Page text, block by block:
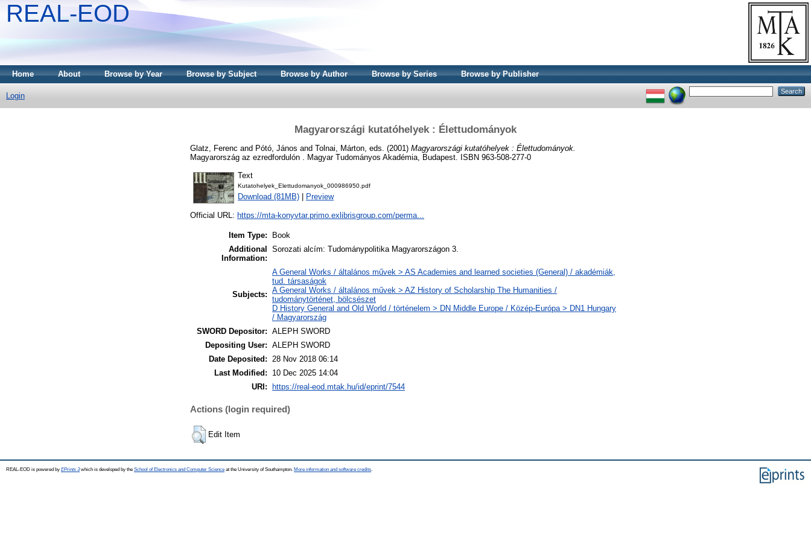
REAL-EOD
Home About Browse by Year Browse by Subject Browse by Author Browse by Series Browse by Publisher
Login
Magyarországi kutatóhelyek : Élettudományok
Glatz, Ferenc and Pótó, János and Tolnai, Márton , eds. (2001) Magyarországi kutatóhelyek : Élettudományok.
Magyarország az ezredfordulón . Magyar Tudományos Akadémia, Budapest. ISBN 963-508-277-0
Text
Kutatohelyek_Elettudomanyok_000986950.pdf
Download (81MB) Preview
Official URL: https://mta-konyvtar.primo.exlibrisgroup.com/perma...
Item Type:
Book
Additional
Information:
Sorozati alcím: Tudománypolitika Magyarországon 3.
Subjects:
A General Works / általános művek > AS Academies and learned societies (General) / akadémiák,
tud. társaságok
A General Works / általános művek > AZ History of Scholarship The Humanities /
tudománytörténet, bölcsészet
D History General and Old World / történelem > DN Middle Europe / Közép-Európa > DN1 Hungary
/ Magyarország
SWORD Depositor: ALEPH SWORD
Depositing User: ALEPH SWORD
Date Deposited: 28 Nov 2018 06:14
Last Modified:
10 Dec 2025 14:04
URI:
https://real-eod.mtak.hu/id/eprint/7544
Actions (login required)
Edit Item
REAL-EOD is powered by EPrints 3which is developed by the School of Electronics and Computer Science at the University of Southampton. More information and software credits